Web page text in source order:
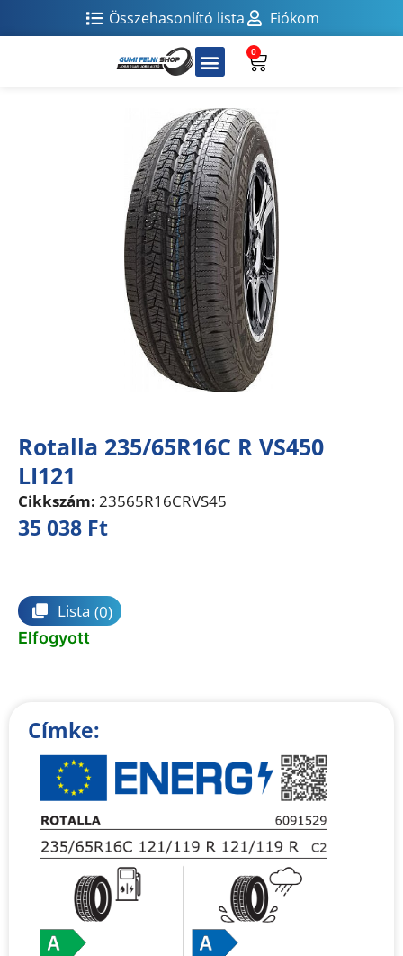
Összehasonlító lista Fiókom
0
Rotalla 235/65R16C R VS450
LI121
Cikkszám: 23565R16CRVS45
35 038 Ft
Lista (0)
Elfogyott
Címke: